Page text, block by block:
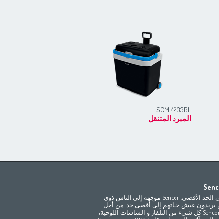
SCM 4233BL
المبرد المتنقل
تمتع بالحياة إلى الحد الأقصى. Sencor موجهة إلى الناس ذوي
يريدون عيش حياتهم إلى أقصى حد. من أجل
ترفيهكم توفر Sencor كل شيء من التلفاز و الشاشات اللوحية،
(مصر
(عربي
All countries(English)
All countries (عربي)
Bahrain
India (English)
Jordan (عربي)